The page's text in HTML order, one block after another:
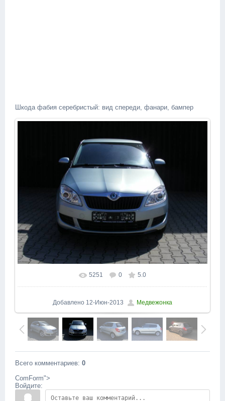
Шкода фабия серебристый: вид спереди, фанари, бампер
В реальном размере 1600x1200
5251 0 5.0
Добавлено 12-Июн-2013 Медвежонка
Всего комментариев: 0
ComForm">
Войдите: